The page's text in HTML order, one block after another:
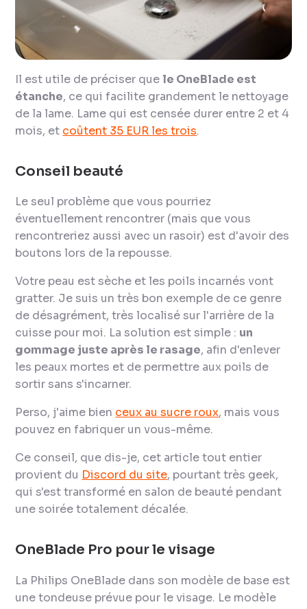
Il est utile de préciser que le OneBlade est
étanche, ce qui facilite grandement le nettoyage
de la lame. Lame qui est censée durer entre 2 et 4
mois, et coûtent 35 EUR les trois.
Conseil beauté
Le seul problème que vous pourriez
éventuellement rencontrer (mais que vous
rencontreriez aussi avec un rasoir) est d'avoir des
boutons lors de la repousse.
Votre peau est sèche et les poils incarnés vont
gratter. Je suis un très bon exemple de ce genre
de désagrément, très localisé sur l'arrière de la
cuisse pour moi. La solution est simple : un
gommage juste après le rasage, afin d'enlever
les peaux mortes et de permettre aux poils de
sortir sans s'incarner.
Perso, j'aime bien ceux au sucre roux, mais vous
pouvez en fabriquer un vous-même.
Ce conseil, que dis-je, cet article tout entier
provient du Discord du site, pourtant très geek,
qui s'est transformé en salon de beauté pendant
une soirée totalement décalée.
OneBlade Pro pour le visage
La Philips OneBlade dans son modèle de base est
une tondeuse prévue pour le visage. Le modèle